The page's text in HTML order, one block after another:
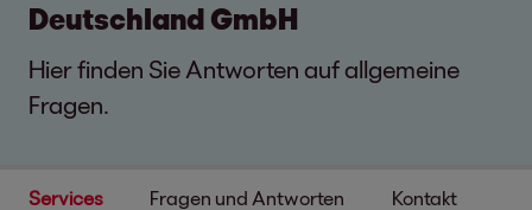
Deutschland GmbH
Hier finden Sie Antworten auf allgemeine
Fragen.
Services Fragen und Antworten Kontakt